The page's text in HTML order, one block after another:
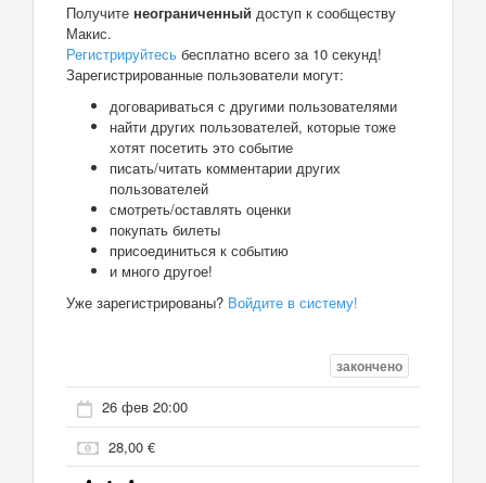
Получите неограниченный доступ к сообществу
Макис.
Регистрируйтесь бесплатно всего за 10 секунд!
Зарегистрированные пользователи могут:
договариваться с другими пользователями
найти других пользователей, которые тоже
хотят посетить это событие
писать/читать комментарии других
пользователей
смотреть/оставлять оценки
покупать билеты
присоединиться к событию
и много другое!
Уже зарегистрированы? Войдите в систему!
закончено
26 фев 20:00
28,00 €